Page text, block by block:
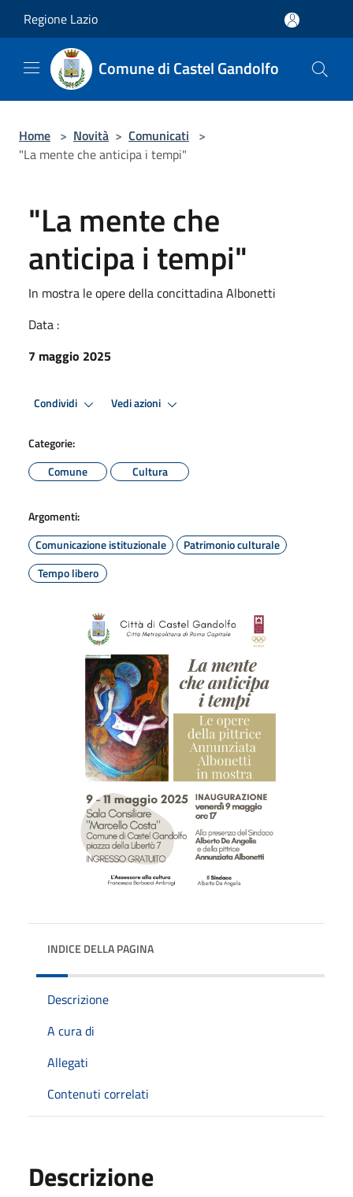
Regione Lazio
Comune di Castel Gandolfo
Home > Novità > Comunicati >
"La mente che anticipa i tempi"
"La mente che
anticipa i tempi"
In mostra le opere della concittadina Albonetti
Data :
7 maggio 2025
Condividi Vedi azioni
Categorie:
Comune
Cultura
Argomenti:
Comunicazione istituzionale
Patrimonio culturale
Tempo libero
INDICE DELLA PAGINA
Descrizione
A cura di
Allegati
Contenuti correlati
Descrizione